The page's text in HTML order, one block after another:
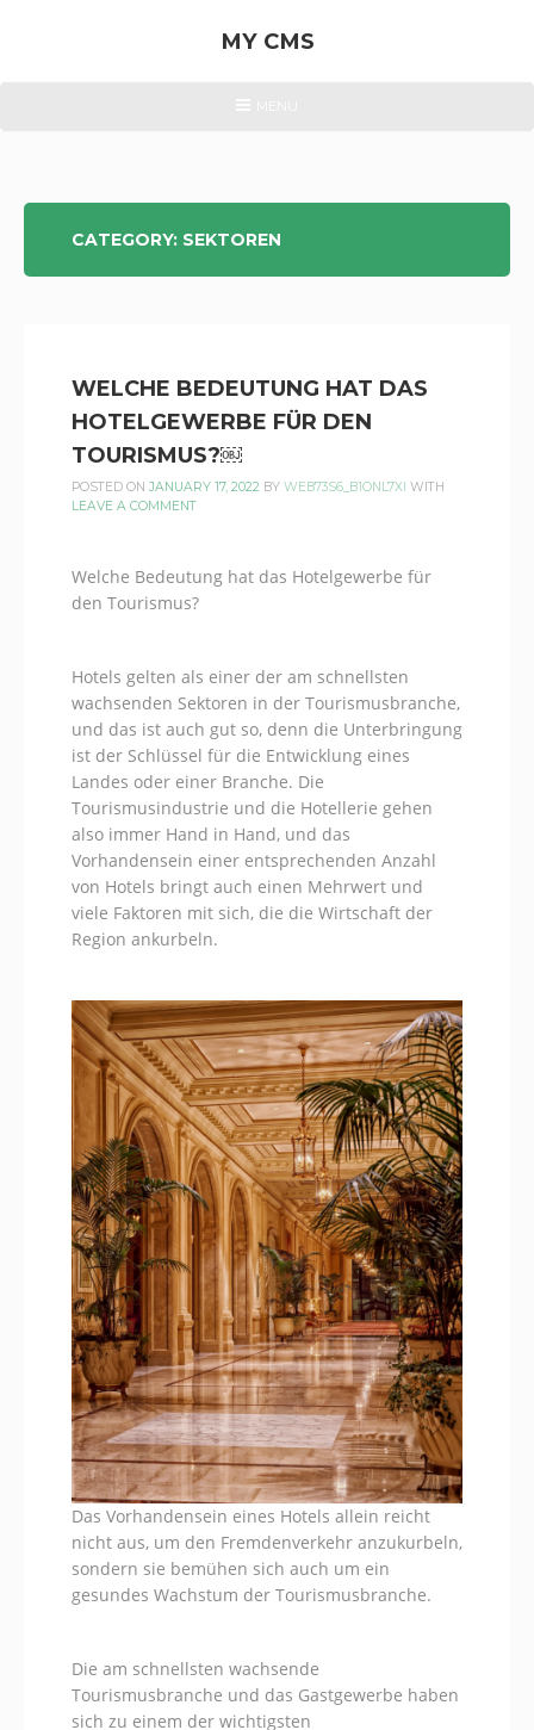
MY CMS
KOSMETIK
SETSCATEGORY: SEKTOREN
WELCHE BEDEUTUNG HAT DAS
HOTELGEWERBE FÜR DEN
TOURISMUS?￼
POSTED ON JANUARY 17, 2022 BY WEB73S6_B1ONL7XI WITH
LEAVE A COMMENT
Welche Bedeutung hat das Hotelgewerbe für
den Tourismus?
Hotels gelten als einer der am schnellsten
wachsenden Sektoren in der Tourismusbranche,
und das ist auch gut so, denn die Unterbringung
ist der Schlüssel für die Entwicklung eines
Landes oder einer Branche. Die
Tourismusindustrie und die Hotellerie gehen
also immer Hand in Hand, und das
Vorhandensein einer entsprechenden Anzahl
von Hotels bringt auch einen Mehrwert und
viele Faktoren mit sich, die die Wirtschaft der
Region ankurbeln.
Das Vorhandensein eines Hotels allein reicht
nicht aus, um den Fremdenverkehr anzukurbeln,
sondern sie bemühen sich auch um ein
gesundes Wachstum der Tourismusbranche.
Die am schnellsten wachsende
Tourismusbranche und das Gastgewerbe haben
sich zu einem der wichtigsten